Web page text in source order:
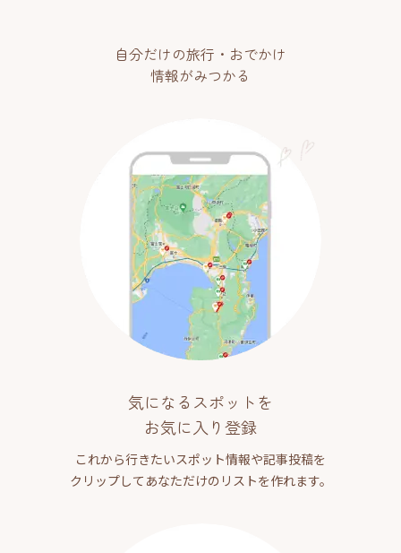
自分だけの旅行・おでかけ
情報がみつかる
気になるスポットを
お気に入り登録
これから行きたいスポット情報や記事投稿を
クリップしてあなただけのリストを作れます。